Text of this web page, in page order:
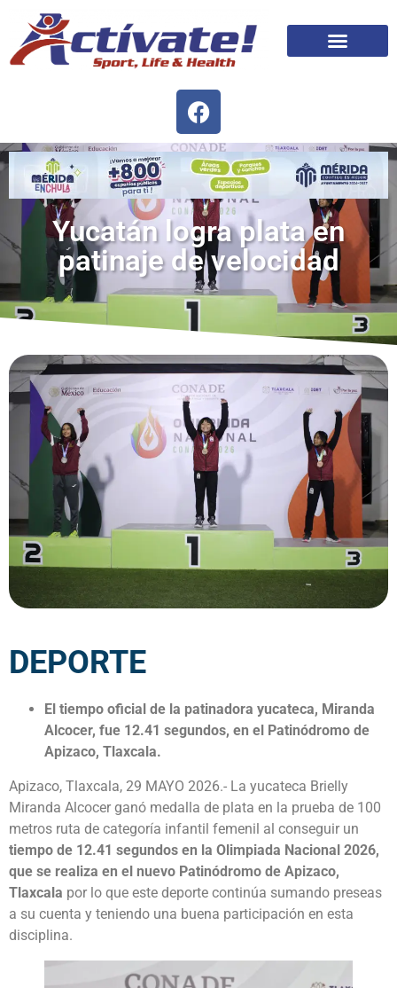
Yucatán logra plata en
patinaje de velocidad
DEPORTE
El tiempo oficial de la patinadora yucateca, Miranda
Alcocer, fue 12.41 segundos, en el Patinódromo de
Apizaco, Tlaxcala.
Apizaco, Tlaxcala, 29 MAYO 2026.- La yucateca Brielly
Miranda Alcocer ganó medalla de plata en la prueba de 100
metros ruta de categoría infantil femenil al conseguir un
tiempo de 12.41 segundos en la Olimpiada Nacional 2026,
que se realiza en el nuevo Patinódromo de Apizaco,
Tlaxcala por lo que este deporte continúa sumando preseas
a su cuenta y teniendo una buena participación en esta
disciplina.